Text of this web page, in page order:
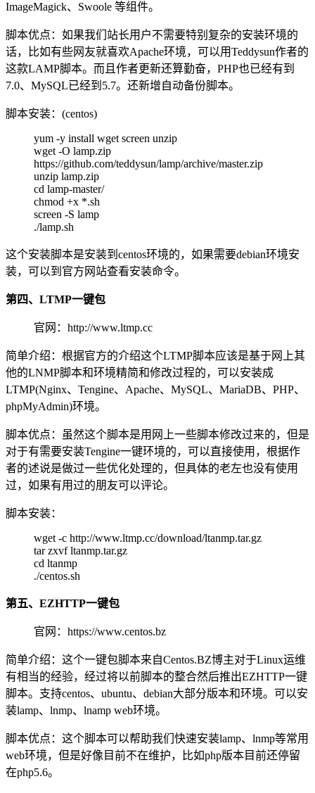
ImageMagick、Swoole 等组件。
脚本优点：如果我们站长用户不需要特别复杂的安装环境的
话，比如有些网友就喜欢Apache环境，可以用Teddysun作者的
这款LAMP脚本。而且作者更新还算勤奋，PHP也已经有到
7.0、MySQL已经到5.7。还新增自动备份脚本。
脚本安装：(centos)
yum -y install wget screen unzip
wget -O lamp.zip
https://github.com/teddysun/lamp/archive/master.zip
unzip lamp.zip
cd lamp-master/
chmod +x *.sh
screen -S lamp
./lamp.sh
这个安装脚本是安装到centos环境的，如果需要debian环境安
装，可以到官方网站查看安装命令。
第四、LTMP一键包
官网：http://www.ltmp.cc
简单介绍：根据官方的介绍这个LTMP脚本应该是基于网上其
他的LNMP脚本和环境精简和修改过程的，可以安装成
LTMP(Nginx、Tengine、Apache、MySQL、MariaDB、PHP、
phpMyAdmin)环境。
脚本优点：虽然这个脚本是用网上一些脚本修改过来的，但是
对于有需要安装Tengine一键环境的，可以直接使用，根据作
者的述说是做过一些优化处理的，但具体的老左也没有使用
过，如果有用过的朋友可以评论。
脚本安装：
wget -c http://www.ltmp.cc/download/ltanmp.tar.gz
tar zxvf ltanmp.tar.gz
cd ltanmp
./centos.sh
第五、EZHTTP一键包
官网：https://www.centos.bz
简单介绍：这个一键包脚本来自Centos.BZ博主对于Linux运维
有相当的经验，经过将以前脚本的整合然后推出EZHTTP一键
脚本。支持centos、ubuntu、debian大部分版本和环境。可以安
装lamp、lnmp、lnamp web环境。
脚本优点：这个脚本可以帮助我们快速安装lamp、lnmp等常用
web环境，但是好像目前不在维护，比如php版本目前还停留
在php5.6。